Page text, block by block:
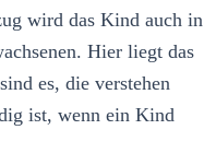
wird das Kind auch in
Hier liegt das
es, die verstehen
ist, wenn ein Kind